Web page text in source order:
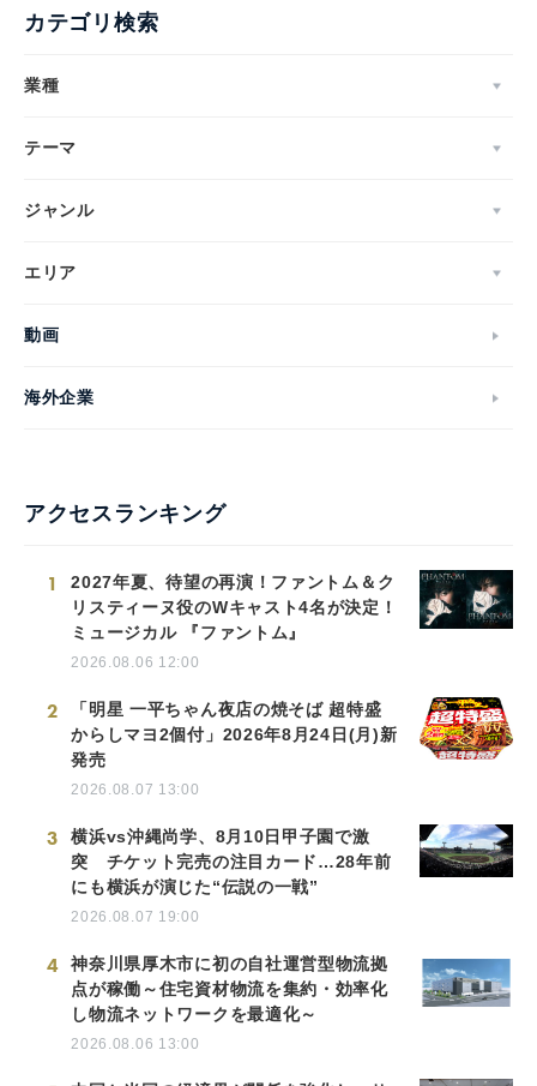
カテゴリ検索
業種
テーマ
ジャンル
エリア
動画
海外企業
アクセスランキング
1
2027年夏、待望の再演！ファントム＆ク
リスティーヌ役のWキャスト4名が決定！
ミュージカル 『ファントム』
2026.08.06 12:00
2
「明星 一平ちゃん夜店の焼そば 超特盛
からしマヨ2個付」2026年8月24日(月)新
発売
2026.08.07 13:00
3
横浜vs沖縄尚学、8月10日甲子園で激
突 チケット完売の注目カード…28年前
にも横浜が演じた“伝説の一戦”
2026.08.07 19:00
4
神奈川県厚木市に初の自社運営型物流拠
点が稼働～住宅資材物流を集約・効率化
し物流ネットワークを最適化～
2026.08.06 13:00